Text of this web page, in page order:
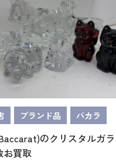
ブランド品 バカラ
のクリスタルガ
お買取